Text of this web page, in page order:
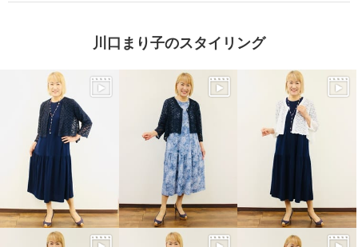
川口まり子のスタイリング